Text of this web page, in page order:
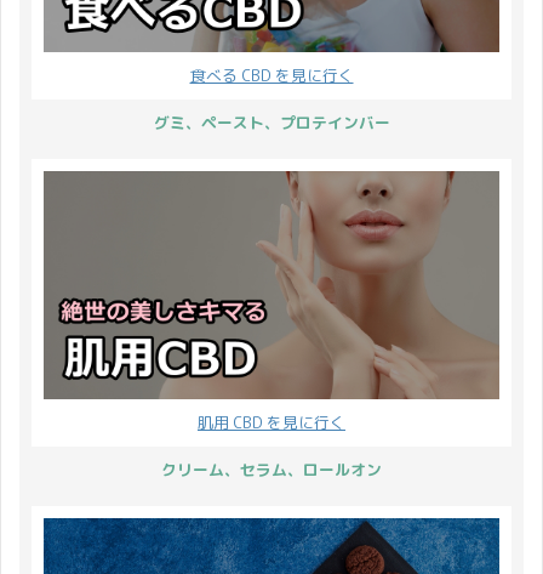
食べる CBD を見に行く
グミ、ペースト、プロテインバー
肌用 CBD を見に行く
クリーム、セラム、ロールオン